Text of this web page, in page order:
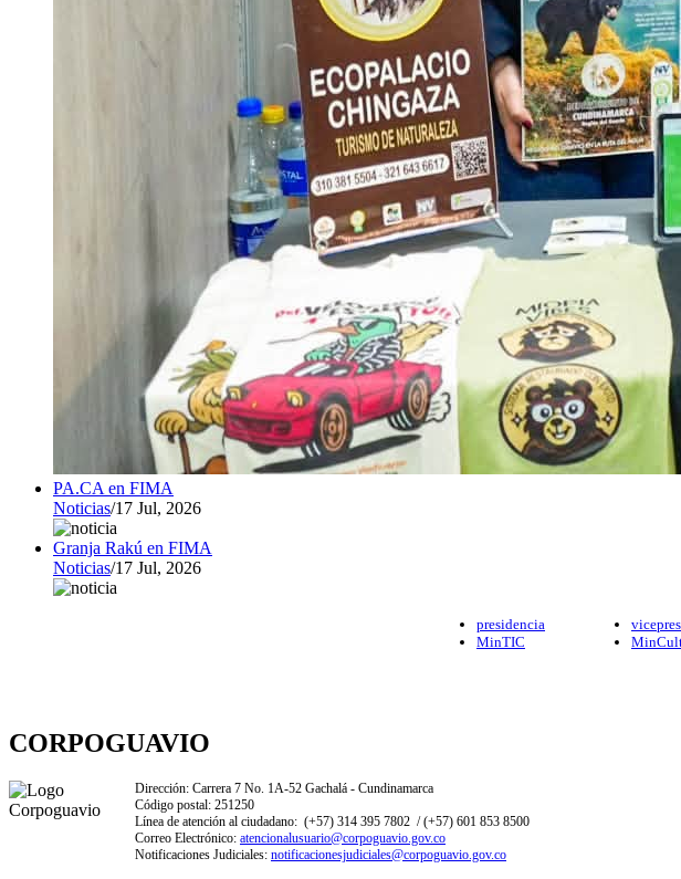
PA.CA en FIMA
Noticias/17 Jul, 2026
Granja Rakú en FIMA
Noticias/17 Jul, 2026
presidencia
MinTIC
CORPOGUAVIO
Dirección: Carrera 7 No. 1A-52 Gachalá - Cundinamarca
Código postal: 251250
Línea de atención al ciudadano: (+57) 314 395 7802 / (+57) 601 853 8500
Correo Electrónico: atencionalusuario@corpoguavio.gov.co
Notificaciones Judiciales: notificacionesjudiciales@corpoguavio.gov.co